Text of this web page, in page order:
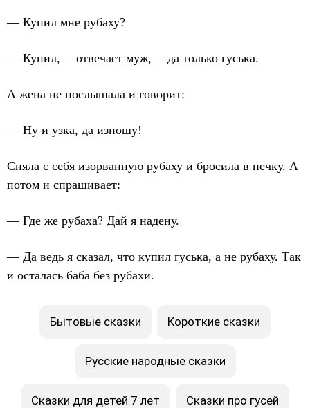
— Купил мне рубаху?
— Купил,— отвечает муж,— да только гуська.
А жена не послышала и говорит:
— Ну и узка, да изношу!
Сняла с себя изорванную рубаху и бросила в печку. А
потом и спрашивает:
— Где же рубаха? Дай я надену.
— Да ведь я сказал, что купил гуська, а не рубаху. Так
и осталась баба без рубахи.
Бытовые сказки Короткие сказки
Русские народные сказки
Сказки для детей 7 лет Сказки про гусей